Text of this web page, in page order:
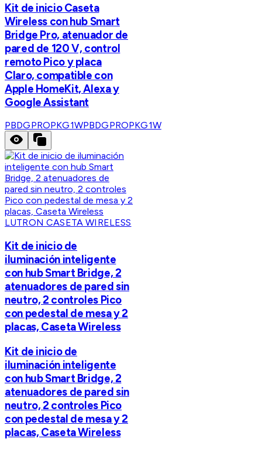
Kit de inicio Caseta
Wireless con hub Smart
Bridge Pro, atenuador de
pared de 120 V, control
remoto Pico y placa
Claro, compatible con
Apple HomeKit, Alexa y
Google Assistant
PBDGPROPKG1WPBDGPROPKG1W
LUTRON CASETA WIRELESS
Kit de inicio de
iluminación inteligente
con hub Smart Bridge, 2
atenuadores de pared sin
neutro, 2 controles Pico
con pedestal de mesa y 2
placas, Caseta Wireless
Kit de inicio de
iluminación inteligente
con hub Smart Bridge, 2
atenuadores de pared sin
neutro, 2 controles Pico
con pedestal de mesa y 2
placas, Caseta Wireless